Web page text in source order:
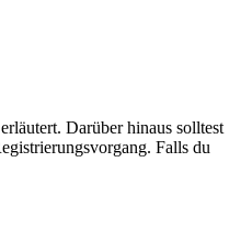
Darüber hinaus solltest
Falls du